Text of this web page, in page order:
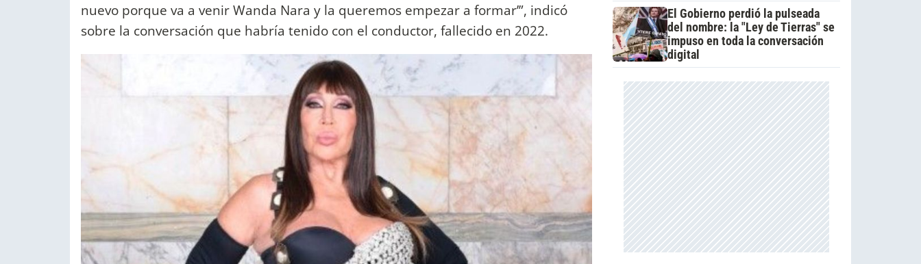
nuevo porque va a venir Wanda Nara y la queremos empezar a formar’”, indicó
sobre la conversación que habría tenido con el conductor, fallecido en 2022.
El Gobierno perdió la pulseada
del nombre: la "Ley de Tierras" se
impuso en toda la conversación
digital